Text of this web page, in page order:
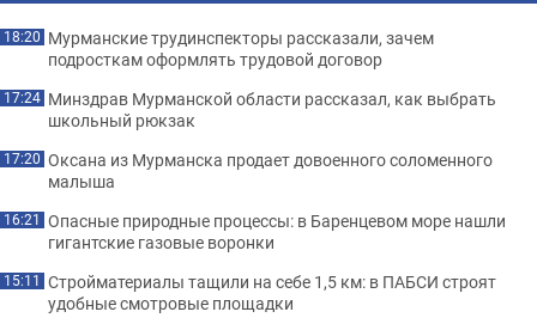
18:20 Мурманские трудинспекторы рассказали, зачем
подросткам оформлять трудовой договор
17:24 Минздрав Мурманской области рассказал, как выбрать
школьный рюкзак
17:20 Оксана из Мурманска продает довоенного соломенного
малыша
16:21 Опасные природные процессы: в Баренцевом море нашли
гигантские газовые воронки
15:11 Стройматериалы тащили на себе 1,5 км: в ПАБСИ строят
удобные смотровые площадки